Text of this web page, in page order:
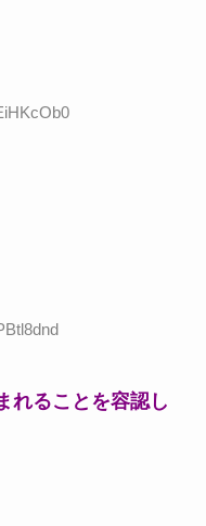
れることを容認し